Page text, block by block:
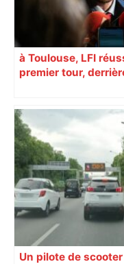
à Toulouse, LFI
premier tour,
Un pilote de